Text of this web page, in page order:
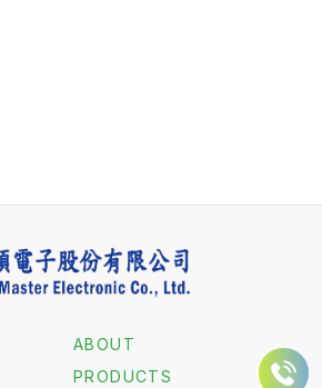
ABOUT
PRODUCTS